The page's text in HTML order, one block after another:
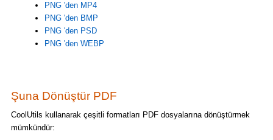
PNG 'den MP4
PNG 'den BMP
PNG 'den PSD
PNG 'den WEBP
Şuna Dönüştür PDF
CoolUtils kullanarak çeşitli formatları PDF dosyalarına dönüştürmek
mümkündür: